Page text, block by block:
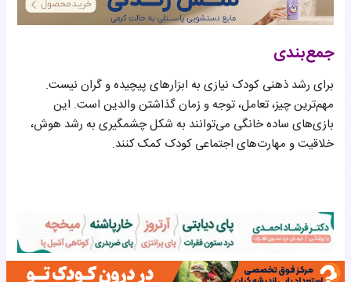
جمع‌بندی
برای رشد ذهنی کودک نیازی به ابزارهای پیچیده و گران نیست.
مهم‌ترین چیز، تعامل، توجه و زمان گذاشتن والدین است. این
بازی‌های ساده خانگی می‌توانند به شکل چشمگیری به رشد هوش،
خلاقیت و مهارت‌های اجتماعی کودک کمک کنند.